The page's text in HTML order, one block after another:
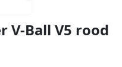
V-Ball V5 rood